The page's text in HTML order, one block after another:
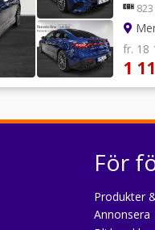
fr. 18
1
För
Produkter
Annonsera